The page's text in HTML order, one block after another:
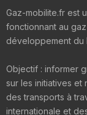
Gaz-mobilite.fr est
fonctionnant au gaz
développement du
Objectif : informer
sur les initiatives
des transports à
internationale et